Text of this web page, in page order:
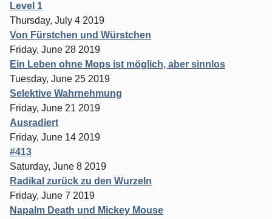
Level 1
Thursday, July 4 2019
Von Fürstchen und Würstchen
Friday, June 28 2019
Ein Leben ohne Mops ist möglich, aber sinnlos
Tuesday, June 25 2019
Selektive Wahrnehmung
Friday, June 21 2019
Ausradiert
Friday, June 14 2019
#413
Saturday, June 8 2019
Radikal zurück zu den Wurzeln
Friday, June 7 2019
Napalm Death und Mickey Mouse